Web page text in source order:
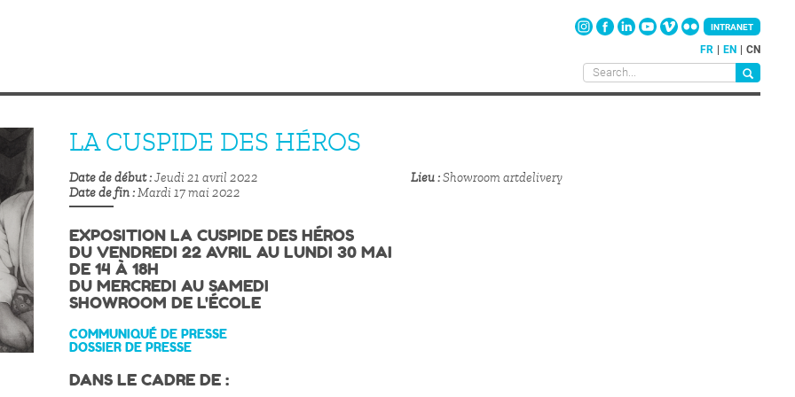
FR EN CN
INTRANET
LA CUSPIDE DES HÉROS
Date de début Jeudi 21 avril 2022
Date de fin Mardi 17 mai 2022
Lieu Showroom artdelivery
EXPOSITION LA CUSPIDE DES HÉROS
DU VENDREDI 22 AVRIL AU LUNDI 30 MAI
DE 14 À 18H
DU MERCREDI AU SAMEDI
SHOWROOM DE L'ÉCOLE
COMMUNIQUÉ DE PRESSE
DOSSIER DE PRESSE
DANS LE CADRE DE :